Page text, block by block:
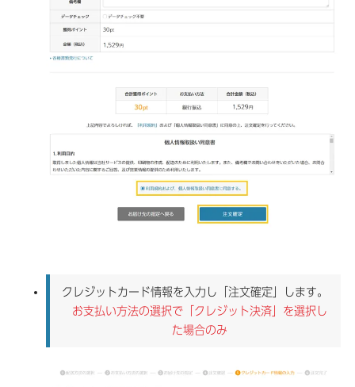
クレジットカード情報を入力し「注文確定」します。
お支払い方法の選択で「クレジット決済」を選択し
た場合のみ